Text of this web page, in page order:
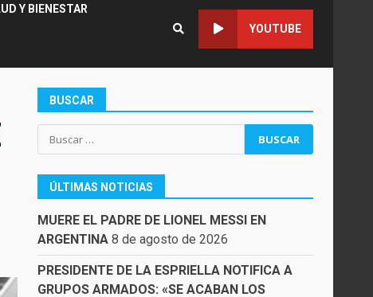
Y BIENESTAR
YOUTUBE
BUSCAR
Buscar:
ÚLTIMAS NOTICIAS
MUERE EL PADRE DE LIONEL MESSI EN
ARGENTINA 8 de agosto de 2026
PRESIDENTE DE LA ESPRIELLA NOTIFICA A
GRUPOS ARMADOS: «SE ACABAN LOS